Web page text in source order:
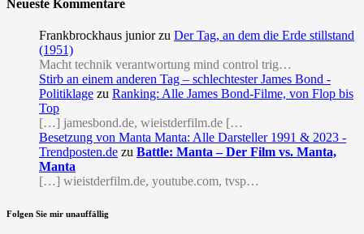
Neueste Kommentare
Frankbrockhaus junior zu Der Tag, an dem die Erde stillstand
(1951)
Macht technik verantwortung mind control trig…
Stirb an einem anderen Tag – schlechtester James Bond -
Politiklage zu Ranking: Alle James Bond-Filme, von Flop bis
Top
[…] jamesbond.de, wieistderfilm.de […
Besetzung von Manta Manta: Alle Darsteller 1991 & 2023 -
Trendposten.de zu Battle: Manta – Der Film vs. Manta,
Manta
[…] wieistderfilm.de, youtube.com, tvsp…
Folgen Sie mir unauffällig